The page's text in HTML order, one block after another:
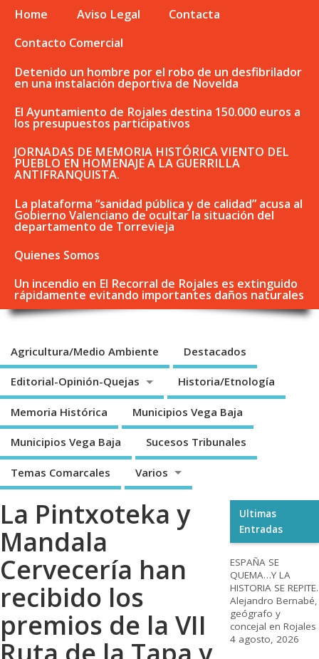
Home Aviso Legal
Contacta
Contacto Comercial
Detenido un hombre por el robo de un desfibrilador
en una instalación deportiva de Novelda
El Ayuntamiento de Rojales destina 150.000 euros a
los presupuestos participativos
JORNADAS DE MEMORIA HISTÓRICA VIENTO DEL
PUEBLO EN HOMENAJE A LA GUERRILLA
ANTIFRANQUISTA.
La plataforma “sanidad pública y de calidad” acusa al
Gobierno Valenciano de ocultar la situación del
departamento de Torrevieja
Quienes Somos
Un incendio en El Recorral de Rojales es extinguido
rápidamente evitando importantes daños naturales
Agricultura/Medio Ambiente Destacados
Editorial-Opinión-Quejas Historia/Etnología
Memoria Histórica Municipios Vega Baja
Municipios Vega Baja Sucesos Tribunales
Temas Comarcales Varios
La Pintxoteka y
Mandala
Cervecería han
recibido los
premios de la VII
Ultimas
Entradas
ESPAÑA SE
QUEMA…Y LA
HISTORIA SE REPITE.
Alejandro Bernabé,
geógrafo y
concejal en Rojales
4 agosto, 2026